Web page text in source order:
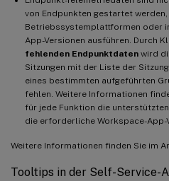
von Endpunkten gestartet
Betriebssystemplattformen oder
App-Versionen ausführen. Durch
fehlenden Endpunktdaten wird
Sitzungen mit der Liste der
eines bestimmten aufgeführten
fehlen. Weitere Informationen
für jede Funktion die
die erforderliche Workspace-App-
Weitere Informationen finden Sie im
Tooltips in der Self-Service-